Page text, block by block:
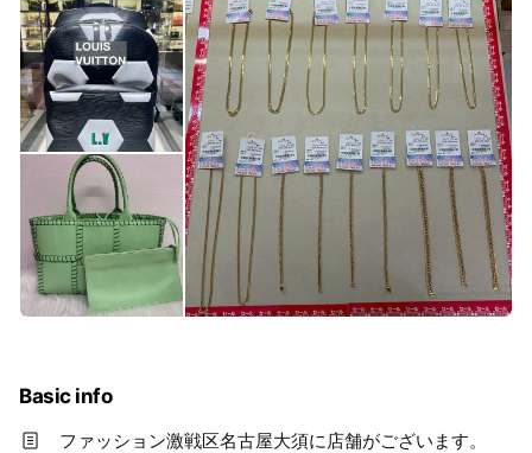
Basic info
ファッション激戦区名古屋大須に店舗がございます。